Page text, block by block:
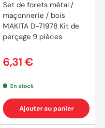
Set de forets métal /
maçonnerie / bois
MAKITA D-71978 Kit de
perçage 9 pièces
6,31 €
En stock
Ajouter au panier